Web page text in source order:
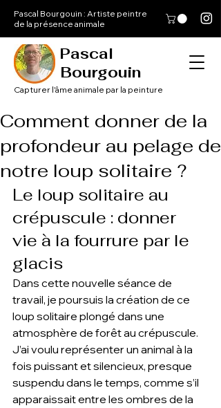
Pascal
Bourgouin
Capturer l'âme animale par la peinture
Pascal Bourgouin : Artiste peintre
de la présence animale
Comment donner de la
profondeur au pelage de
notre loup solitaire ?
Le loup solitaire au
crépuscule : donner
vie à la fourrure par le
glacis
Dans cette nouvelle séance de
travail, je poursuis la création de ce
loup solitaire plongé dans une
atmosphère de forêt au crépuscule.
J’ai voulu représenter un animal à la
fois puissant et silencieux, presque
suspendu dans le temps, comme s’il
apparaissait entre les ombres de la